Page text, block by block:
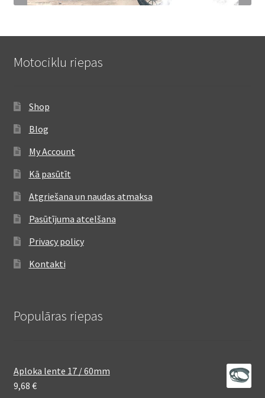
Motociklu riepas
Shop
Blog
My Account
Kā pasūtīt
Atgriešana un naudas atmaksa
Pasūtījuma atcelšana
Privacy policy
Kontakti
Populāras riepas
Aploka lente 17 / 60mm
9,68 €